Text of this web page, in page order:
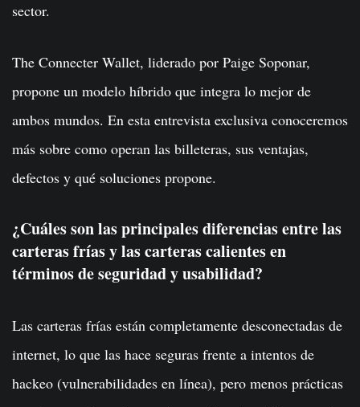
sector.
The Connecter Wallet, liderado por Paige Soponar,
propone un modelo híbrido que integra lo mejor de
ambos mundos. En esta entrevista exclusiva conoceremos
más sobre como operan las billeteras, sus ventajas,
defectos y qué soluciones propone.
¿Cuáles son las principales diferencias entre las
carteras frías y las carteras calientes en
términos de seguridad y usabilidad?
Las carteras frías están completamente desconectadas de
internet, lo que las hace seguras frente a intentos de
hackeo (vulnerabilidades en línea), pero menos prácticas